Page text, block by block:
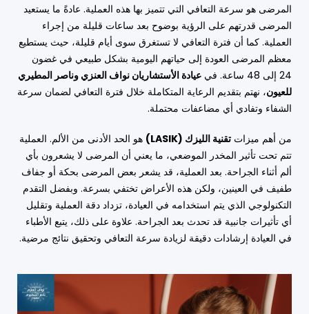
المرضى هو سرعة التعافي التي تتميز بها هذه العملية. عادةً ما يستعيد
المرضى قدرتهم على الرؤية بوضوح بعد ساعات قليلة من إجراء
العملية. كما أن فترة التعافي لا تستغرق سوى أيام قليلة، حيث يستطيع
معظم المرضى العودة إلى حياتهم اليومية بشكل طبيعي في غضون
24 إلى 48 ساعة. في
عيادة الأستشاريان نواف العنزي وناصر المطيري
للعيون، نهتم بتقديم الرعاية المتكاملة خلال فترة التعافي لضمان سرعة
الشفاء وتفادي أي مضاعفات محتملة.
من أهم ميزات تقنية الليزك (LASIK)
هو الحد الأدنى من الألم. العملية
تتم تحت تأثير المخدر الموضعي، ما يعني أن المرضى لا يشعرون بأي
ألم أثناء الجراحة. بعد العملية، قد يشعر بعض المرضى بحكة أو جفاف
طفيف في العينين، ولكن هذه الأعراض تختفي بسرعة. وبفضل التقدم
التكنولوجي الذي يتم استخدامه في العيادة، تزداد دقة العملية وتقليل
أي تأثيرات جانبية قد تحدث بعد الجراحة. علاوة على ذلك، يتبع الأطباء
في العيادة إرشادات دقيقة لزيادة سرعة التعافي وتحقيق نتائج مرضية.